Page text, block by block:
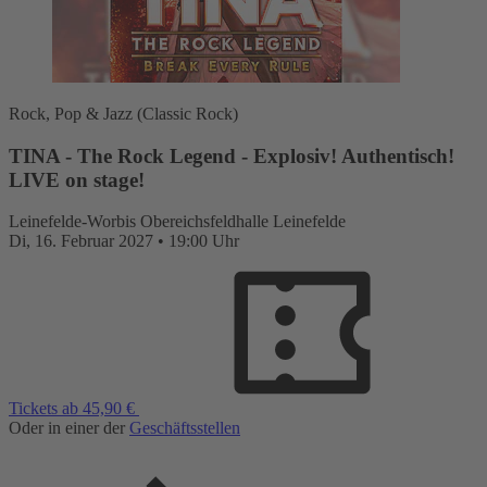
Rock, Pop & Jazz (Classic Rock)
TINA - The Rock Legend - Explosiv! Authentisch!
LIVE on stage!
Leinefelde-Worbis Obereichsfeldhalle Leinefelde
Di, 16. Februar 2027 • 19:00 Uhr
Tickets ab 45,90 €
Oder in einer der Geschäftsstellen